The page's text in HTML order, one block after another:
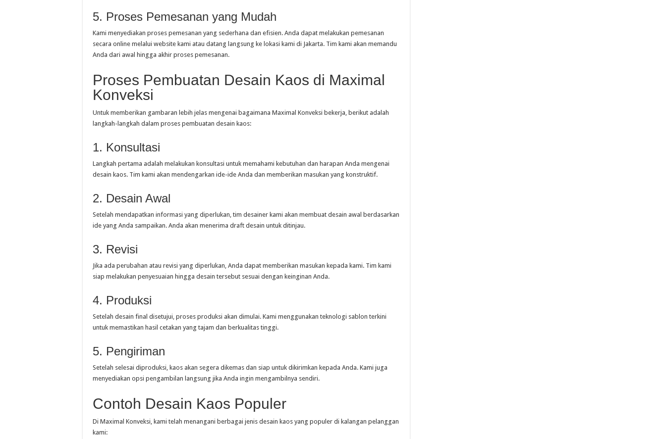
5. Proses Pemesanan yang Mudah
Kami menyediakan proses pemesanan yang sederhana dan efisien. Anda dapat melakukan pemesanan
secara online melalui website kami atau datang langsung ke lokasi kami di Jakarta. Tim kami akan memandu
Anda dari awal hingga akhir proses pemesanan.
Proses Pembuatan Desain Kaos di Maximal
Konveksi
Untuk memberikan gambaran lebih jelas mengenai bagaimana Maximal Konveksi bekerja, berikut adalah
langkah-langkah dalam proses pembuatan desain kaos:
1. Konsultasi
Langkah pertama adalah melakukan konsultasi untuk memahami kebutuhan dan harapan Anda mengenai
desain kaos. Tim kami akan mendengarkan ide-ide Anda dan memberikan masukan yang konstruktif.
2. Desain Awal
Setelah mendapatkan informasi yang diperlukan, tim desainer kami akan membuat desain awal berdasarkan
ide yang Anda sampaikan. Anda akan menerima draft desain untuk ditinjau.
3. Revisi
Jika ada perubahan atau revisi yang diperlukan, Anda dapat memberikan masukan kepada kami. Tim kami
siap melakukan penyesuaian hingga desain tersebut sesuai dengan keinginan Anda.
4. Produksi
Setelah desain final disetujui, proses produksi akan dimulai. Kami menggunakan teknologi sablon terkini
untuk memastikan hasil cetakan yang tajam dan berkualitas tinggi.
5. Pengiriman
Setelah selesai diproduksi, kaos akan segera dikemas dan siap untuk dikirimkan kepada Anda. Kami juga
menyediakan opsi pengambilan langsung jika Anda ingin mengambilnya sendiri.
Contoh Desain Kaos Populer
Di Maximal Konveksi, kami telah menangani berbagai jenis desain kaos yang populer di kalangan pelanggan
kami: